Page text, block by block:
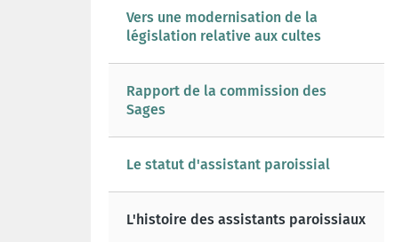
Vers une modernisation de la
législation relative aux cultes
Rapport de la commission des
Sages
Le statut d'assistant paroissial
L'histoire des assistants paroissiaux